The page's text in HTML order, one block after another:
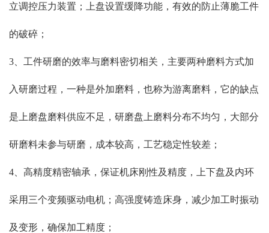
立调控压力装置；上盘设置缓降功能，有效的防止薄脆工件
的破碎；
3、工件研磨的效率与磨料密切相关，主要两种磨料方式加
入研磨过程，一种是外加磨料，也称为游离磨料，它的缺点
是上磨盘磨料供应不足，研磨盘上磨料分布不均匀，大部分
研磨料未参与研磨，成本较高，工艺稳定性较差；
4、高精度精密轴承，保证机床刚性及精度，上下盘及内环
采用三个变频驱动电机； 高强度铸造床身，减少加工时振动
及变形，确保加工精度；